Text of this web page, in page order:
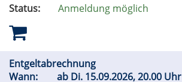
Status:
Anmeldung möglich
Entgeltabrechnung
Wann:
ab Di. 15.09.2026, 20.00 Uhr